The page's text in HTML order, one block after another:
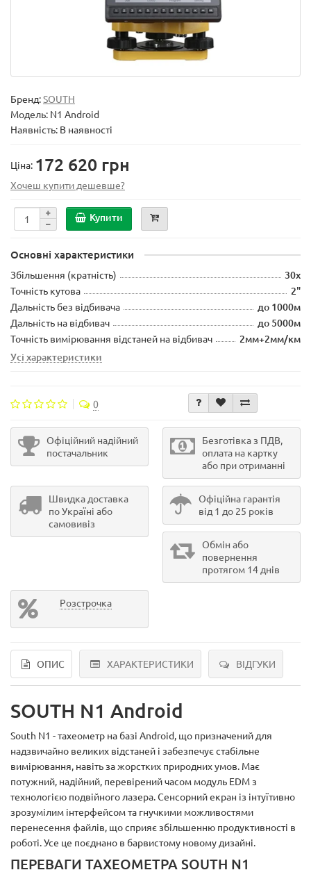
Бренд:SOUTH
Модель: N1 Android
Наявність: В наявності
Ціна: 172 620 грн
Хочеш купити дешевше?
Купити
Основні характеристики
Збільшення (кратність) 30х
Точність кутова 2"
Дальність без відбивача до 1000м
Дальність на відбивач до 5000м
Точність вимірювання відстаней на відбивач
2мм+2мм/км
Усі характеристики
0
Офіційний надійний
постачальник
Безготівка з ПДВ,
оплата на картку
або при отриманні
Швидка доставка
по Україні або
самовивіз
Офіційна гарантія
від 1 до 25 років
Обмін або
повернення
протягом 14 днів
Розстрочка
ОПИС ХАРАКТЕРИСТИКИ ВІДГУКИ
SOUTH N1 Android
South N1 - тахеометр на базі Android, що призначений для
надзвичайно великих відстаней і забезпечує стабільне
вимірювання, навіть за жорстких природних умов. Має
потужний, надійний, перевірений часом модуль EDM з
технологією подвійного лазера. Сенсорний екран із інтуїтивно
зрозумілим інтерфейсом та гнучкими можливостями
перенесення файлів, що сприяє збільшенню продуктивності в
роботі. Усе це поєднано в барвистому новому дизайні.
ПЕРЕВАГИ ТАХЕОМЕТРА SOUTH N1